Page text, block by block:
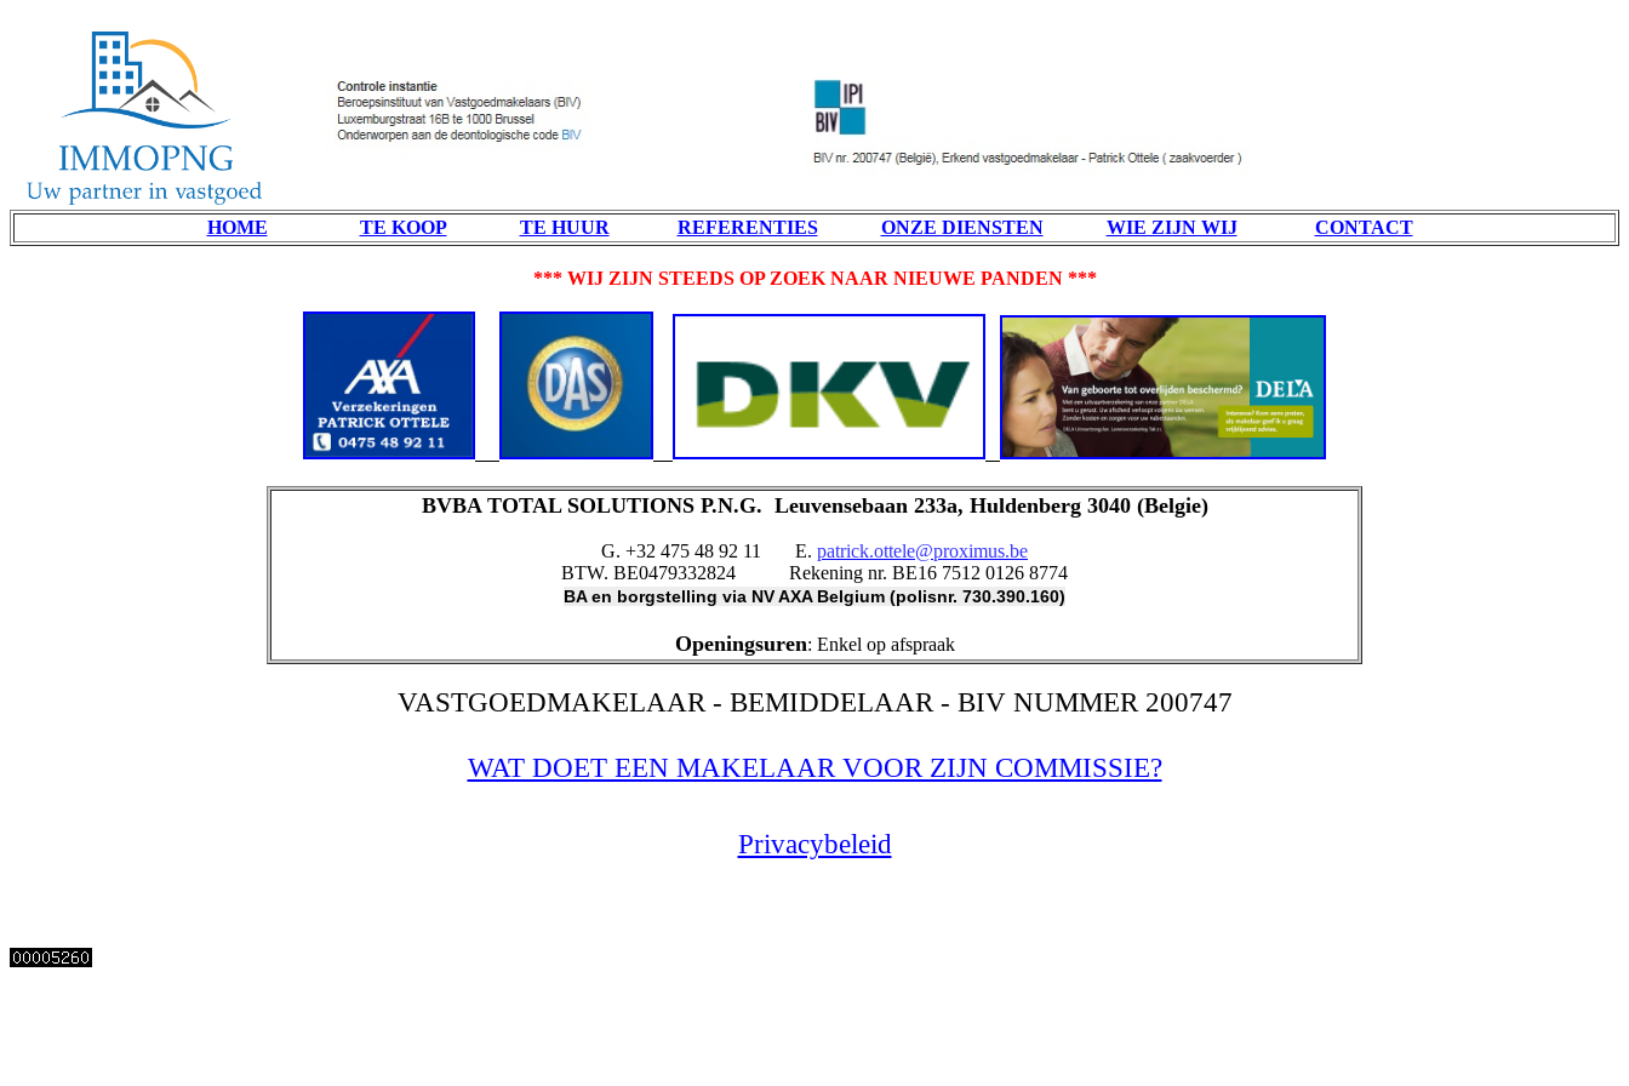
HOME TE KOOP TE HUUR REFERENTIES ONZE DIENSTEN WIE ZIJN WIJ CONTACT
*** WIJ ZIJN STEEDS OP ZOEK NAAR NIEUWE PANDEN ***
BVBA TOTAL SOLUTIONS P.N.G. Leuvensebaan 233a, Huldenberg 3040 (Belgie)
G. +32 475 48 92 11 E. patrick.ottele@proximus.be
BTW. BE0479332824
Rekening nr. BE16 7512 0126 8774
BA en borgstelling via NV AXA Belgium (polisnr. 730.390.160)
Openingsuren: Enkel op afspraak
VASTGOEDMAKELAAR - BEMIDDELAAR - BIV NUMMER 200747
WAT DOET EEN MAKELAAR VOOR ZIJN COMMISSIE?
Privacybeleid